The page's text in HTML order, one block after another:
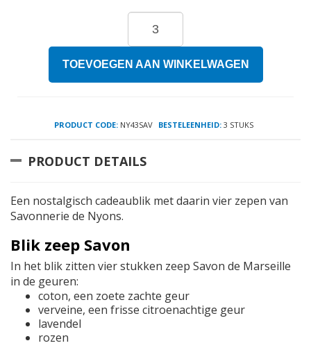
TOEVOEGEN AAN WINKELWAGEN
PRODUCT CODE: NY43SAV BESTELEENHEID: 3 STUKS
PRODUCT DETAILS
Een nostalgisch cadeaublik met daarin vier zepen van
Savonnerie de Nyons.
Blik zeep Savon
In het blik zitten vier stukken zeep Savon de Marseille
in de geuren:
coton, een zoete zachte geur
verveine, een frisse citroenachtige geur
lavendel
rozen